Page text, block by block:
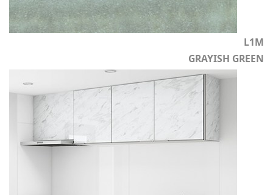
L1M
GRAYISH GREEN